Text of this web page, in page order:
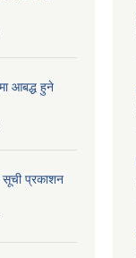
आबद्ध हुने
सूची प्रकाशन